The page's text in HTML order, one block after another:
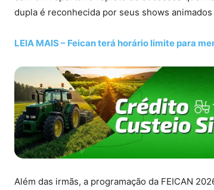
dupla é reconhecida por seus shows
LEIA MAIS – Feican terá horário limite para
Além das irmãs, a programação da FEICAN